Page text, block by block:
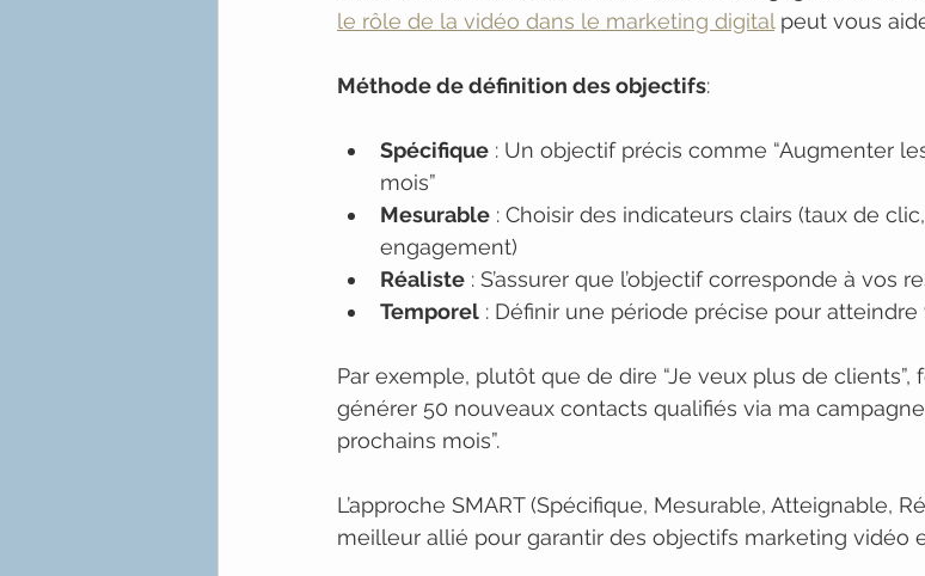
le rôle de la vidéo dans le marketing digital peut vous
Méthode de définition des objectifs:
Spécifique : Un objectif précis comme “Augmenter
mois”
Mesurable : Choisir des indicateurs clairs (taux de
engagement)
Réaliste : S’assurer que l’objectif corresponde à vos
Temporel : Définir une période précise pour
Par exemple, plutôt que de dire “Je veux plus de clients”,
générer 50 nouveaux contacts qualifiés via ma
prochains mois”.
L’approche SMART (Spécifique, Mesurable, Atteignable,
meilleur allié pour garantir des objectifs marketing vidéo